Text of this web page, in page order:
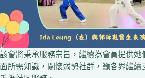
該會將秉承服務宗旨，繼續為會員提供她
面所需知識，關懷弱勢社群，籲各界繼續